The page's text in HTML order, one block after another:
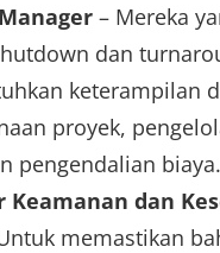
– Mereka
dan
keterampilan
proyek,
pengendalian biaya.
Keamanan dan
memastikan